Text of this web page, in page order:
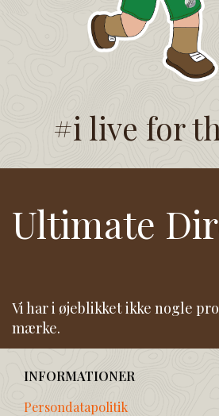
#i live for
Ultimate
Vi har i øjeblikket ikke nogle
mærke.
INFORMATIONER
Persondatapolitik